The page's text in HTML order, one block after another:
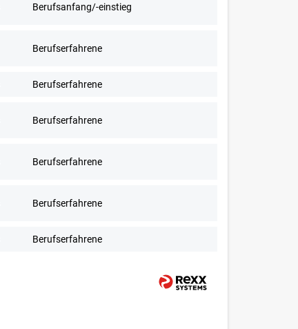
Berufsanfang/-einstieg
Berufserfahrene
Berufserfahrene
Berufserfahrene
Berufserfahrene
Berufserfahrene
Berufserfahrene